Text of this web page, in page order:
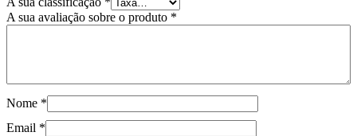
A sua avaliação sobre o produto *
Nome *
Email *